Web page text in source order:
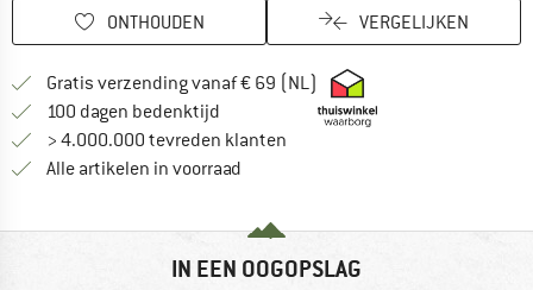
ONTHOUDEN VERGELIJKEN
Gratis verzending vanaf € 69 (NL) Vind hier de
100 dagen bedenktijd Vind de betalingsinformatie hier!
> 4.000.000 tevreden klanten
Alle artikelen in voorraad
IN EEN OOGOPSLAG